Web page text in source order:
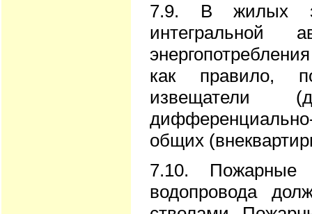
7.9. В жилых
интегральной
как правило,
извещатели
общих
7.10. Пожарные
водопровода